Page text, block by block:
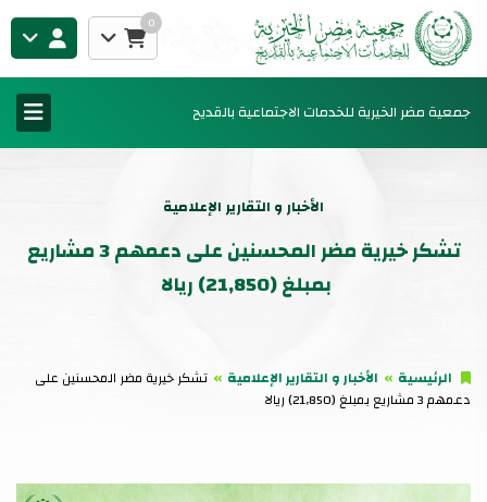
0
جمعية مضر الخيرية للخدمات الاجتماعية بالقديح
الأخبار و التقارير الإعلامية
تشكر خيرية مضر المحسنين على دعمهم 3 مشاريع
بمبلغ (21,850) ريالا
الرئيسية الأخبار و التقارير الإعلامية
تشكر خيرية مضر المحسنين على
دعمهم 3 مشاريع بمبلغ (21,850) ريالا